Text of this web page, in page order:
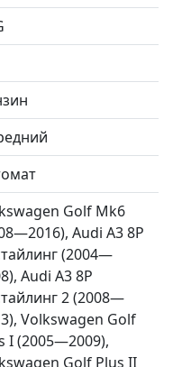
Golf Mk6
Audi A3 8P
(2004—
Audi A3 8P
2 (2008—
Volkswagen Golf
I (2005—2009),
Golf Plus II